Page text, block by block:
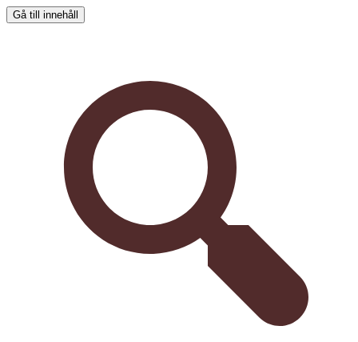
Gå till innehåll